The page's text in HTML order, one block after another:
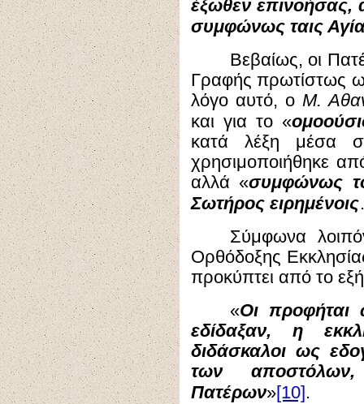
έξωθεν επινοήσας,
συμφώνως ταις
Βεβαίως, οι
Γραφής πρωτίστως
λόγο αυτό, ο Μ.
και για το «
κατά λέξη μέσα
χρησιμοποιήθηκε
αλλά «συμφώνως
Σωτήρος ειρημένοις
Σύμφωνα
Ορθόδοξης
προκύπτει από το
«Οι προφήται
εδίδαξαν, η
διδάσκαλοι ως
των
Πατέρων»[10].